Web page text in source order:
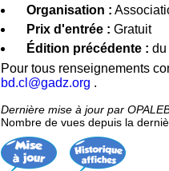
Organisation :
Prix d'entrée : Gratuit
Édition précédente : du
Pour tous renseignements
bd.cl@gadz.org .
Dernière mise à jour par
Nombre de vues depuis la